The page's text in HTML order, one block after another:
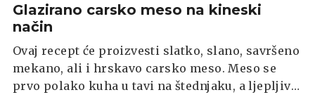
Glazirano carsko meso na kineski
način
Ovaj recept će proizvesti slatko, slano, savršeno
mekano, ali i hrskavo carsko meso. Meso se
prvo polako kuha u tavi na štednjaku, a ljepljiva